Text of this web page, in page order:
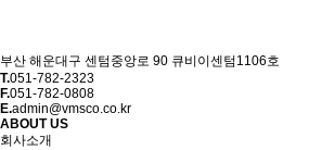
부산 해운대구 센텀중앙로 90 큐비이센텀1106호
T.051-782-2323
F.051-782-0808
E.admin@vmsco.co.kr
ABOUT US
회사소개